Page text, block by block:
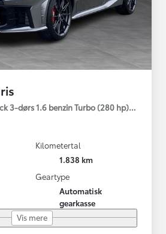
3-dørs 1.6 benzin Turbo (280 hp) Aut.
Kilometertal
1.838 km
Geartype
Automatisk
gearkasse
Vis mere